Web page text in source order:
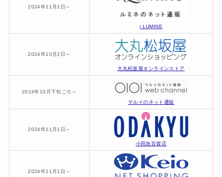
2024年11月1日～
i LUMINE
2024年10月2日～
大丸松坂屋オンラインストア
2024年10月下旬ごろ～
マルイのネット通販
2024年11月1日～
小田急百貨店
2024年11月1日～